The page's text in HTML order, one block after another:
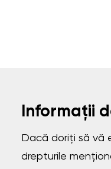
Informații
Dacă doriți să vă
drepturile